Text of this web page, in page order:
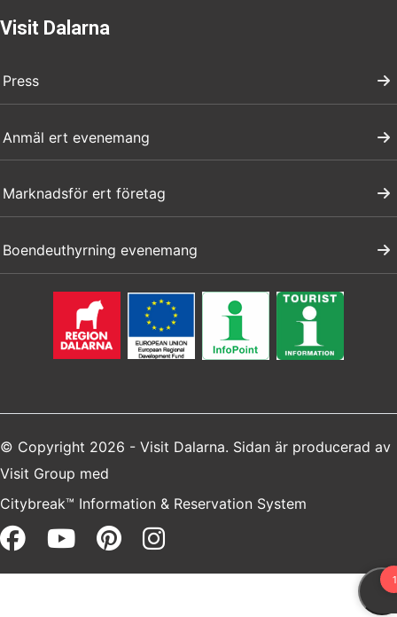
Visit Dalarna
Press
Anmäl ert evenemang
Marknadsför ert företag
Boendeuthyrning evenemang
© Copyright 2026 - Visit Dalarna. Sidan är producerad av
Visit Group med
Citybreak™ Information & Reservation System
Facebook (opens in a new
Youtube (opens in a new
Pinterest (opens in a
Instagram (opens